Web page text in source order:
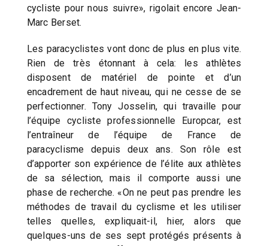
cycliste pour nous suivre», rigolait encore Jean-
Marc Berset.
Les paracyclistes vont donc de plus en plus vite.
Rien de très étonnant à cela: les athlètes
disposent de matériel de pointe et d’un
encadrement de haut niveau, qui ne cesse de se
perfectionner. Tony Josselin, qui travaille pour
l’équipe cycliste professionnelle Europcar, est
l’entraîneur de l’équipe de France de
paracyclisme depuis deux ans. Son rôle est
d’apporter son expérience de l’élite aux athlètes
de sa sélection, mais il comporte aussi une
phase de recherche. «On ne peut pas prendre les
méthodes de travail du cyclisme et les utiliser
telles quelles, expliquait-il, hier, alors que
quelques-uns de ses sept protégés présents à